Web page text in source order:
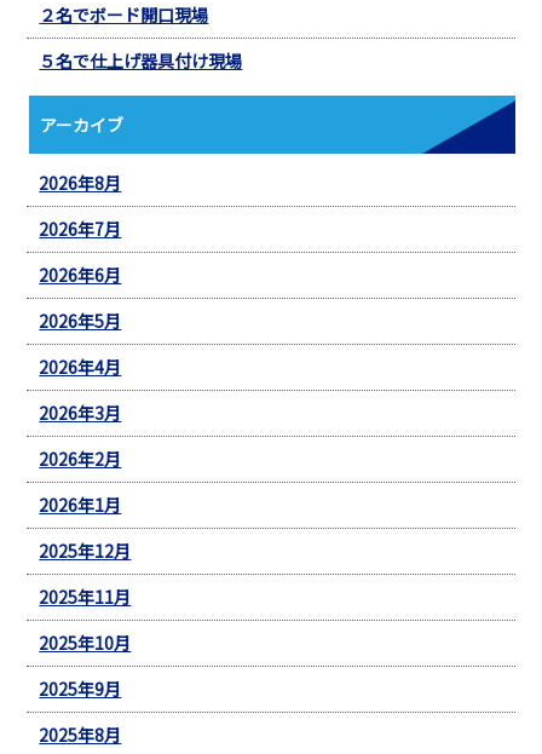
２名でボード開口現場
５名で仕上げ器具付け現場
アーカイブ
2026年8月
2026年7月
2026年6月
2026年5月
2026年4月
2026年3月
2026年2月
2026年1月
2025年12月
2025年11月
2025年10月
2025年9月
2025年8月